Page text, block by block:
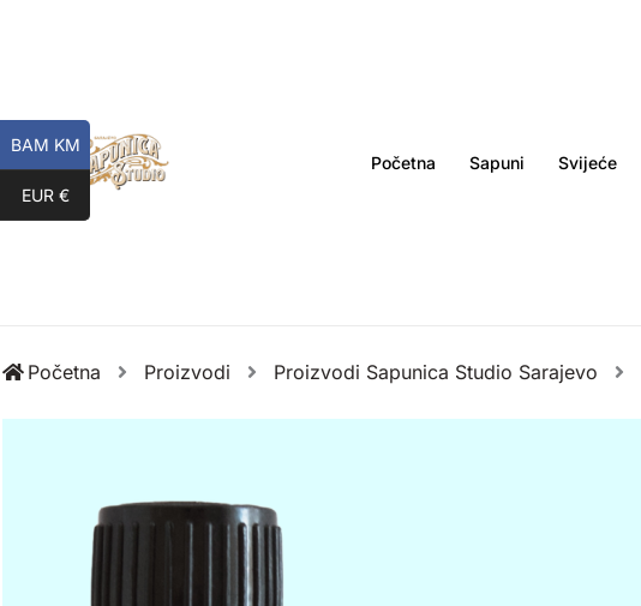
Početna Sapuni Svijeće
Početna Proizvodi Proizvodi Sapunica Studio Sarajevo
BAM KM
EUR €